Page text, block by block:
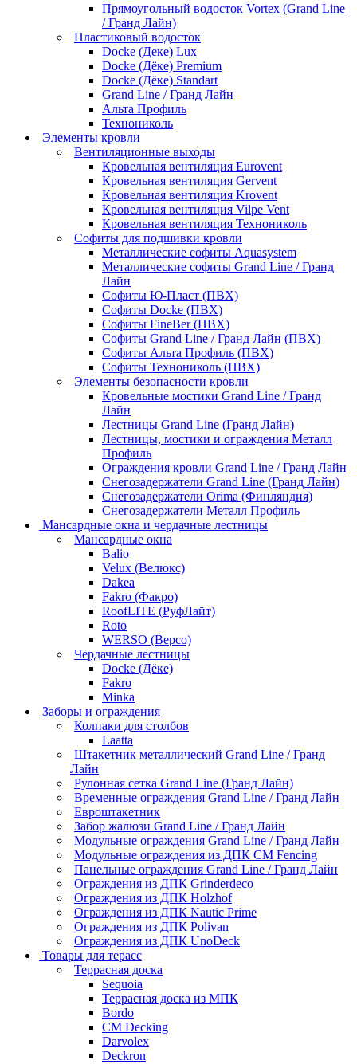
Прямоугольный водосток Vortex (Grand Line
/ Гранд Лайн)
Пластиковый водосток
Docke (Деке) Lux
Docke (Дёке) Premium
Docke (Дёке) Standart
Grand Line / Гранд Лайн
Альта Профиль
Технониколь
Элементы кровли
Вентиляционные выходы
Кровельная вентиляция Eurovent
Кровельная вентиляция Gervent
Кровельная вентиляция Krovent
Кровельная вентиляция Vilpe Vent
Кровельная вентиляция Технониколь
Cофиты для подшивки кровли
Металлические софиты Aquasystem
Металлические софиты Grand Line / Гранд
Лайн
Софиты Ю-Пласт (ПВХ)
Софиты Docke (ПВХ)
Софиты FineBer (ПВХ)
Софиты Grand Line / Гранд Лайн (ПВХ)
Софиты Альта Профиль (ПВХ)
Софиты Технониколь (ПВХ)
Элементы безопасности кровли
Кровельные мостики Grand Line / Гранд
Лайн
Лестницы Grand Line (Гранд Лайн)
Лестницы, мостики и ограждения Металл
Профиль
Ограждения кровли Grand Line / Гранд Лайн
Снегозадержатели Grand Line (Гранд Лайн)
Снегозадержатели Orima (Финляндия)
Снегозадержатели Металл Профиль
Мансардные окна и чердачные лестницы
Мансардные окна
Balio
Velux (Велюкс)
Dakea
Fakro (Факро)
RoofLITE (РуфЛайт)
Roto
WERSO (Версо)
Чердачные лестницы
Docke (Дёке)
Fakro
Minka
Заборы и ограждения
Колпаки для столбов
Laatta
Штакетник металлический Grand Line / Гранд
Лайн
Рулонная сетка Grand Line (Гранд Лайн)
Временные ограждения Grand Line / Гранд Лайн
Евроштакетник
Забор жалюзи Grand Line / Гранд Лайн
Модульные ограждения Grand Line / Гранд Лайн
Модульные ограждения из ДПК CM Fencing
Панельные ограждения Grand Line / Гранд Лайн
Ограждения из ДПК Grinderdeco
Ограждения из ДПК Holzhof
Ограждения из ДПК Nautic Prime
Ограждения из ДПК Polivan
Ограждения из ДПК UnoDeck
Товары для терасс
Террасная доска
Sequoia
Террасная доска из МПК
Bordo
CM Decking
Darvolex
Deckron